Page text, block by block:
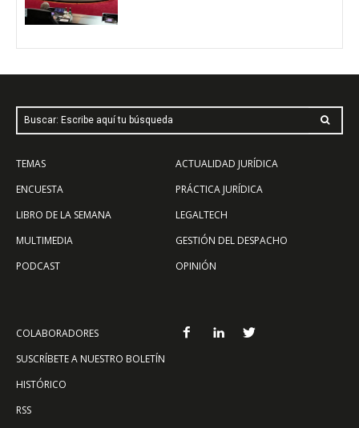
Buscar: Escribe aquí tu búsqueda
TEMAS
ENCUESTA
LIBRO DE LA SEMANA
MULTIMEDIA
PODCAST
ACTUALIDAD JURÍDICA
PRÁCTICA JURÍDICA
LEGALTECH
GESTIÓN DEL DESPACHO
OPINIÓN
COLABORADORES
SUSCRÍBETE A NUESTRO BOLETÍN
HISTÓRICO
RSS